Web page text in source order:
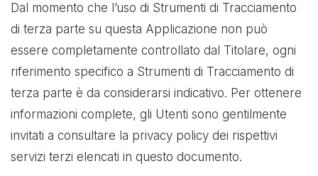
Dal momento che l’uso di Strumenti di Tracciamento
di terza parte su questa Applicazione non può
essere completamente controllato dal Titolare, ogni
riferimento specifico a Strumenti di Tracciamento di
terza parte è da considerarsi indicativo. Per ottenere
informazioni complete, gli Utenti sono gentilmente
invitati a consultare la privacy policy dei rispettivi
servizi terzi elencati in questo documento.